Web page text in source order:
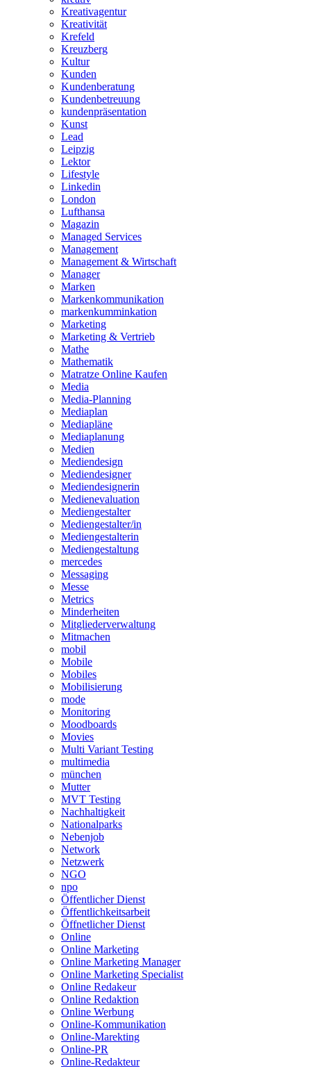
Kreativagentur
Kreativität
Krefeld
Kreuzberg
Kultur
Kunden
Kundenberatung
Kundenbetreuung
kundenpräsentation
Kunst
Lead
Leipzig
Lektor
Lifestyle
Linkedin
London
Lufthansa
Magazin
Managed Services
Management
Management & Wirtschaft
Manager
Marken
Markenkommunikation
markenkumminkation
Marketing
Marketing & Vertrieb
Mathe
Mathematik
Matratze Online Kaufen
Media
Media-Planning
Mediaplan
Mediapläne
Mediaplanung
Medien
Mediendesign
Mediendesigner
Mediendesignerin
Medienevaluation
Mediengestalter
Mediengestalter/in
Mediengestalterin
Mediengestaltung
mercedes
Messaging
Messe
Metrics
Minderheiten
Mitgliederverwaltung
Mitmachen
mobil
Mobile
Mobiles
Mobilisierung
mode
Monitoring
Moodboards
Movies
Multi Variant Testing
multimedia
münchen
Mutter
MVT Testing
Nachhaltigkeit
Nationalparks
Nebenjob
Network
Netzwerk
NGO
npo
Öffentlicher Dienst
Öffentlichkeitsarbeit
Öffnetlicher Dienst
Online
Online Marketing
Online Marketing Manager
Online Marketing Specialist
Online Redakeur
Online Redaktion
Online Werbung
Online-Kommunikation
Online-Marekting
Online-PR
Online-Redakteur